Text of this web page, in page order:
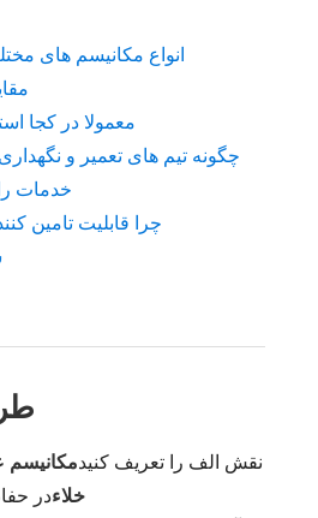
انواع مکانیسم های
معمولا در کجا
چگونه تیم های تعمیر و
خدمات
چرا قابلیت تامین
نقش الف را تعریف کنیدمکانیسم
خلاءدر